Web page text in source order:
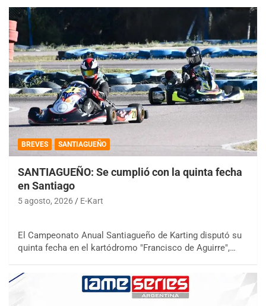
BREVES SANTIAGUEÑO
SANTIAGUEÑO: Se cumplió con la quinta fecha
en Santiago
5 agosto, 2026 E-Kart
El Campeonato Anual Santiagueño de Karting disputó su
quinta fecha en el kartódromo "Francisco de Aguirre",…